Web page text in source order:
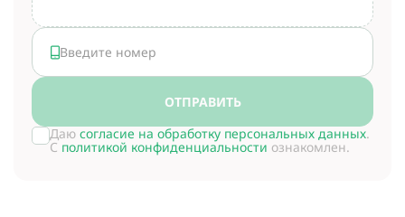
ОТПРАВИТЬ
Даю согласие на обработку персональных данных.
С политикой конфиденциальности ознакомлен.